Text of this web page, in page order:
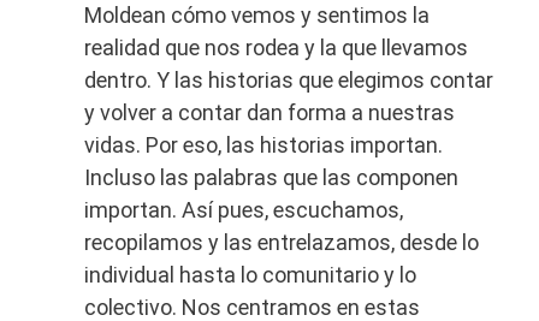
Moldean cómo vemos y sentimos la
realidad que nos rodea y la que llevamos
dentro. Y las historias que elegimos contar
y volver a contar dan forma a nuestras
vidas. Por eso, las historias importan.
Incluso las palabras que las componen
importan. Así pues, escuchamos,
recopilamos y las entrelazamos, desde lo
individual hasta lo comunitario y lo
colectivo. Nos centramos en estas